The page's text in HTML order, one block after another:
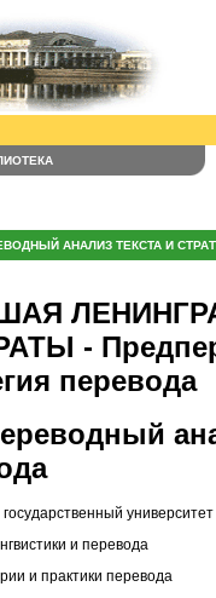
АНАЛИЗ ТЕКСТА И
-
перевода
университет
и перевода
и практики перевода